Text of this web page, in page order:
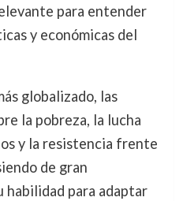
para entender
y económicas del
globalizado, las
la pobreza, la lucha
y la resistencia frente
de gran
habilidad para adaptar